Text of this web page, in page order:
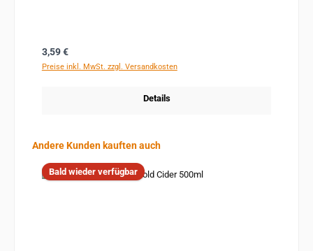
Regulärer Preis:
3,59 €
Preise inkl. MwSt. zzgl. Versandkosten
Details
Produktgalerie überspringen
Andere Kunden kauften auch
Bald wieder verfügbar